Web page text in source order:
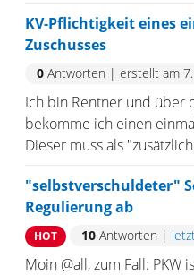
KV-Pflichtigkeit eines
Zuschusses
0 Antworten | erstellt am
Ich bin Rentner und über
bekomme ich einen
Dieser muss als
"selbstverschuldeter"
Regulierung ab
HOT 10 Antworten |
Moin @all, zum Fall: